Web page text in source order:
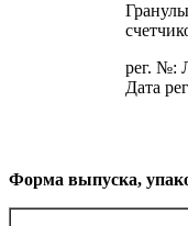
рег. №:
Дата
Форма выпуска,